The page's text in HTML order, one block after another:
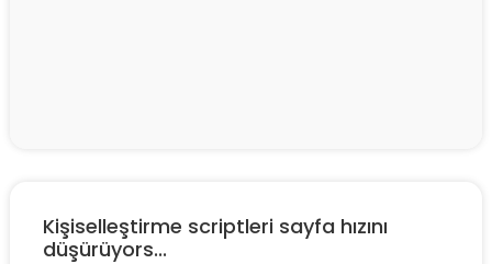
Kişiselleştirme scriptleri sayfa hızını
düşürüyors...